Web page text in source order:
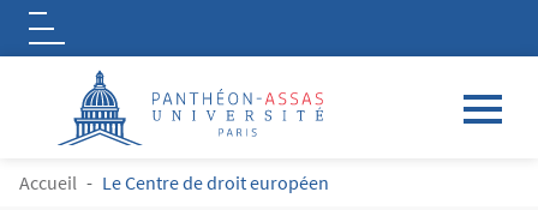
Aller au contenu principal
Logo
FIL D'ARIANE
Accueil Le Centre de droit européen